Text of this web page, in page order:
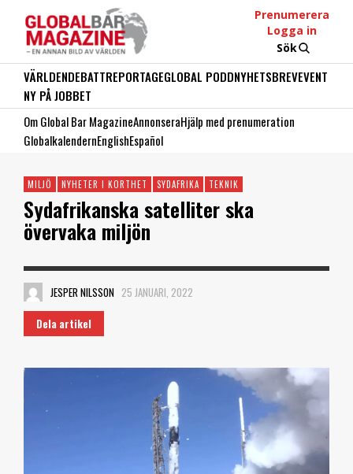
Prenumerera
Logga in
Sök
VÄRLDENDEBATTREPORTAGEGLOBAL PODDNYHETSBREVEVENT
NY PÅ JOBBET
Om Global Bar MagazineAnnonseraHjälp med prenumeration
GlobalkalendernEnglishEspañol
MILJÖ NYHETER I KORTHET SYDAFRIKA TEKNIK
Sydafrikanska satelliter ska
övervaka miljön
JESPER NILSSON 25 JANUARI, 2022
Dela artikel